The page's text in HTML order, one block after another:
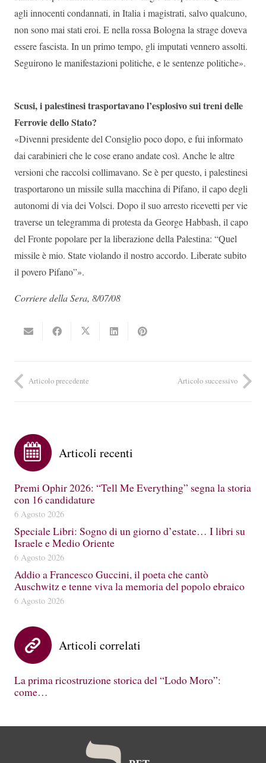
agli innocenti condannati, in Italia i magistrati, salvo qualcuno,
non sono mai stati eroi. E nella rossa Bologna la strage doveva
essere fascista. In un primo tempo, gli imputati vennero assolti.
Seguirono le manifestazioni politiche, e le sentenze politiche».
Scusi, i palestinesi trasportavano l’esplosivo sui treni delle
Ferrovie dello Stato?
«Divenni presidente del Consiglio poco dopo, e fui informato
dai carabinieri che le cose erano andate così. Anche le altre
versioni che raccolsi collimavano. Se è per questo, i palestinesi
trasportarono un missile sulla macchina di Pifano, il capo degli
autonomi di via dei Volsci. Dopo il suo arresto ricevetti per vie
traverse un telegramma di protesta da George Habbash, il capo
del Fronte popolare per la liberazione della Palestina: “Quel
missile è mio. State violando il nostro accordo. Liberate subito
il povero Pifano”».
Corriere della Sera, 8/07/08
Articolo precedente Articolo successivo
Articoli recenti
Premi Ophir 2026: “Tell Me Everything” segna la storia
con 16 candidature
6 Agosto 2026
Speciale Libri: Sogno di un giorno d’estate… I libri su
Israele e Medio Oriente
6 Agosto 2026
Addio a Francesco Guccini, il poeta che cantò
Auschwitz e tenne viva la memoria del popolo ebraico
6 Agosto 2026
Articoli correlati
La prima ricostruzione storica del “Lodo Moro”:
come…